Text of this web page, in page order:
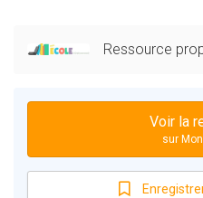
Voir la
sur
Ressource